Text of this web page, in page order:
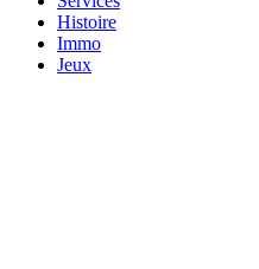
Histoire
Immo
Jeux